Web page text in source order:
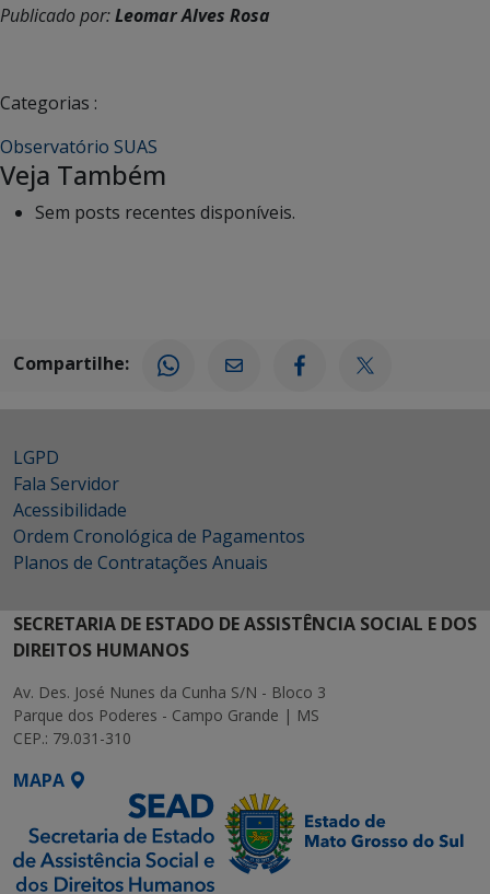
Publicado por:Leomar Alves Rosa
Categorias :
Observatório SUAS
Veja Também
Sem posts recentes disponíveis.
Compartilhe:
LGPD
Fala Servidor
Acessibilidade
Ordem Cronológica de Pagamentos
Planos de Contratações Anuais
SECRETARIA DE ESTADO DE ASSISTÊNCIA SOCIAL E DOS
DIREITOS HUMANOS
Av. Des. José Nunes da Cunha S/N - Bloco 3
Parque dos Poderes - Campo Grande | MS
CEP.: 79.031-310
MAPA